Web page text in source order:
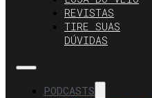
REVISTAS
TIRE SUAS
DÚVIDAS
PODCASTS